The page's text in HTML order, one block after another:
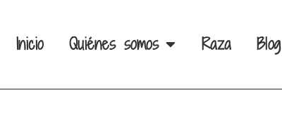
Inicio Quiénes somos Raza Blog